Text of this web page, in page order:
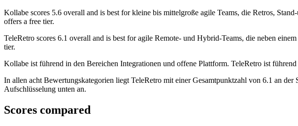
Kollabe scores 5.6 overall and is best for kleine bis mittelgroße agile Teams, die Retros,
offers a free tier.
TeleRetro scores 6.1 overall and is best for agile Remote- und Hybrid-Teams, die neben
tier.
Kollabe ist führend in den Bereichen Integrationen und offene Plattform. TeleRetro ist
In allen acht Bewertungskategorien liegt TeleRetro mit einer Gesamtpunktzahl von 6.1 an
Aufschlüsselung unten an.
Scores compared